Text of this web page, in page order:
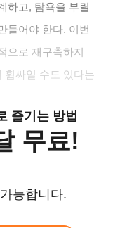
하고, 탐욕을 부릴
들어야 한다. 이번
으로 재구축하지
휩싸일 수도 있다는
즐기는 방법
무료!
능합니다.